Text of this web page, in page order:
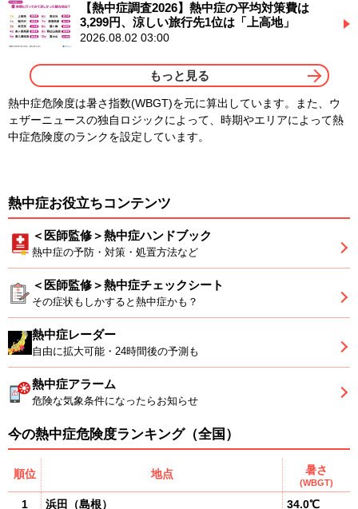
【熱中症調査2026】熱中症の平均対策費は
3,299円、涼しい旅行先1位は「上高地」
2026.08.02 03:00
もっと見る
熱中症危険度は暑さ指数(WBGT)を元に算出しています。また、ウ
ェザーニュースの独自ロジックによって、時期やエリアによって熱
中症危険度のランクを設定しています。
熱中症お役立ちコンテンツ
＜医師監修＞熱中症ハンドブック
熱中症の予防・対策・処置方法など
＜医師監修＞熱中症チェックシート
その症状もしかすると熱中症かも？
熱中症レーダー
自由に拡大可能・24時間後の予測も
熱中症アラーム
危険な気象条件になったらお知らせ
今の熱中症危険度ランキング（全国）
順位 地点 暑さ
(WBGT)
1 浜田 （島根） 34.0℃